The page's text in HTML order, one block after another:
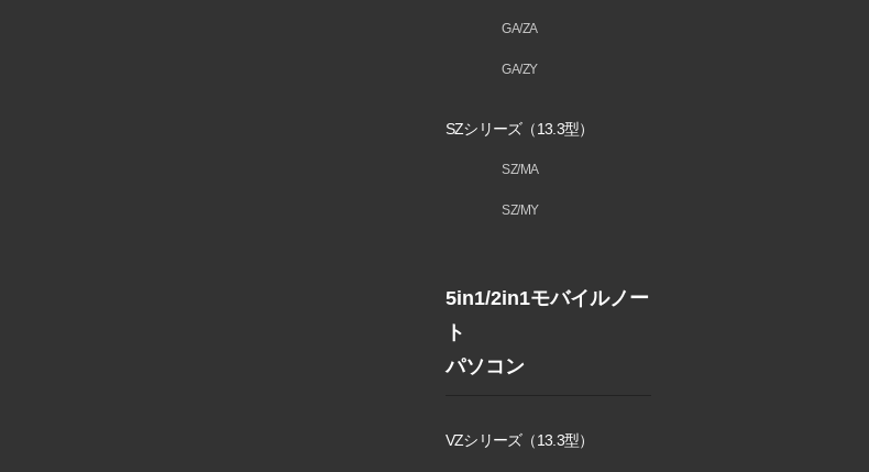
GA/ZA
GA/ZY
SZシリーズ（13.3型）
SZ/MA
SZ/MY
5in1/2in1モバイルノー
ト
パソコン
VZシリーズ（13.3型）